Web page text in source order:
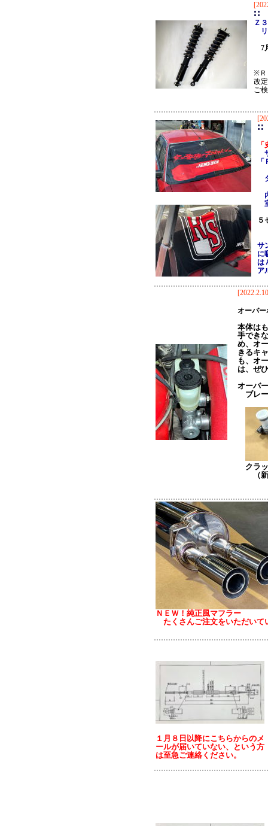
Ｚ
リ
7
※Ｒ
改
ご
サ
に
は
ア
オーバ
本体は
手でき
め、オ
きるキ
も、オ
は、ぜ
オーバ
ブレ
クラッ
（新
ＮＥＷ！純正風マフラー
たくさんご注文をいただいて
１月８日以降にこちらからのメ
ールが届いていない、という方
は至急ご連絡ください。